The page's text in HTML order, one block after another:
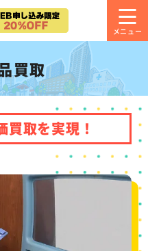
買取
買取を実現！